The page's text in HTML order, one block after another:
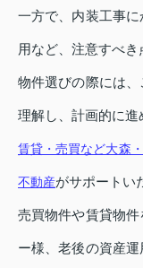
一方で、内装工事
用など、注意すべき
物件選びの際には
理解し、計画的に進
賃貸・売買など大森
不動産がサポートい
売買物件や賃貸物
ー様、老後の資産